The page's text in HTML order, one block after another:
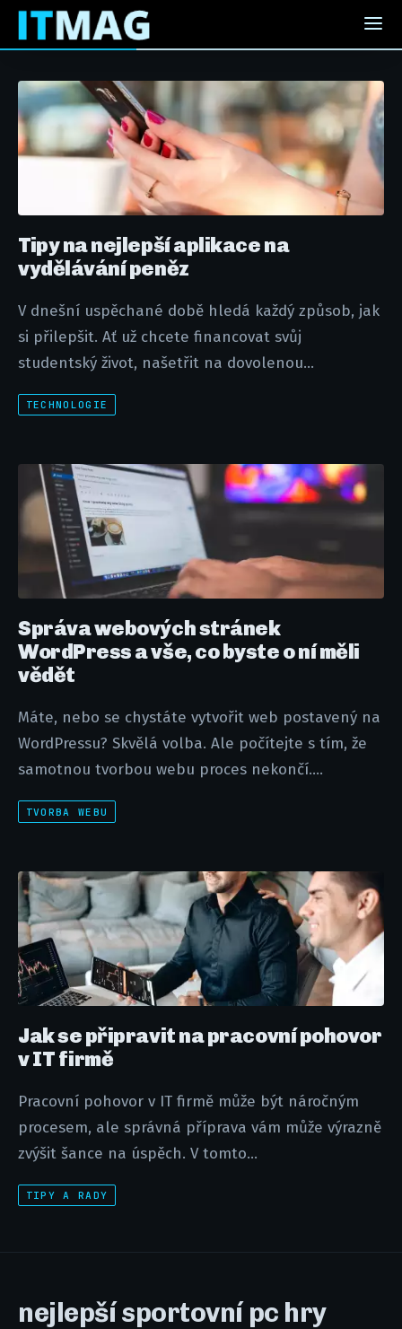
Tipy na nejlepší aplikace na
vydělávání peněz
V dnešní uspěchané době hledá každý způsob, jak
si přilepšit. Ať už chcete financovat svůj
studentský život, našetřit na dovolenou...
TECHNOLOGIE
Správa webových stránek
WordPress a vše, co byste o ní měli
vědět
Máte, nebo se chystáte vytvořit web postavený na
WordPressu? Skvělá volba. Ale počítejte s tím, že
samotnou tvorbou webu proces nekončí....
TVORBA WEBU
Jak se připravit na pracovní pohovor
v IT firmě
Pracovní pohovor v IT firmě může být náročným
procesem, ale správná příprava vám může výrazně
zvýšit šance na úspěch. V tomto...
TIPY A RADY
nejlepší sportovní pc hry